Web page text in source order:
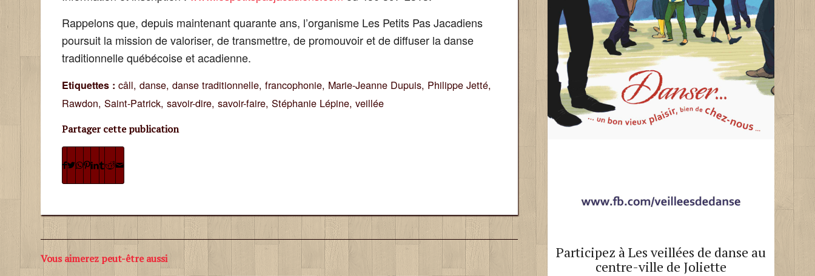
Rappelons que, depuis maintenant quarante ans, l’organisme Les Petits Pas Jacadiens
poursuit la mission de valoriser, de transmettre, de promouvoir et de diffuser la danse
traditionnelle québécoise et acadienne.
Etiquettes : câll, danse, danse traditionnelle, francophonie, Marie-Jeanne Dupuis, Philippe Jetté,
Rawdon, Saint-Patrick, savoir-dire, savoir-faire, Stéphanie Lépine, veillée
Partager cette publication
Vous aimerez peut-être aussi
ville de Joliette
Participez à Les veillées de danse au
centre-ville de Joliette